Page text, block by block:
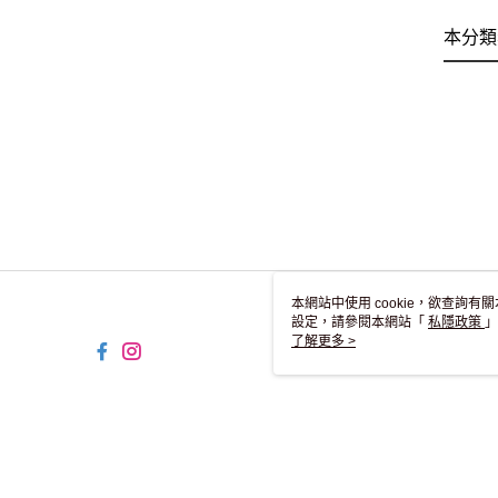
本分
本網站中使用 cookie，欲查詢有
設定，請參閱本網站「 私隱政策
用 cookie。
了解更多 >